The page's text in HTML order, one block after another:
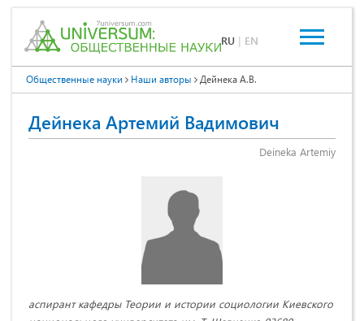
RU | EN
Общественные науки Наши авторы Дейнека А.В.
Дейнека Артемий Вадимович
Deineka Artemiy
аспирант кафедры Теории и истории социологии Киевского